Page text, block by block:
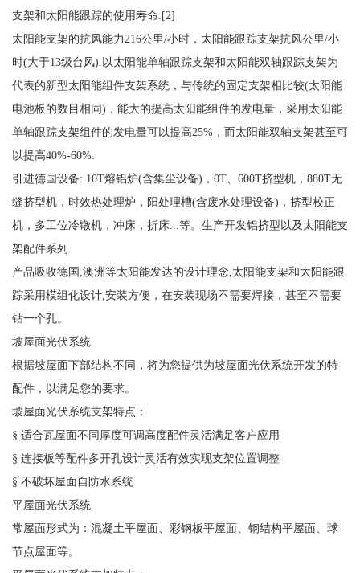
支架和太阳能跟踪的使用寿命.[2]
太阳能支架的抗风能力216公里/小时，太阳能跟踪支架抗风公里/小
时(大于13级台风).以太阳能单轴跟踪支架和太阳能双轴跟踪支架为
代表的新型太阳能组件支架系统，与传统的固定支架相比较(太阳能
电池板的数目相同)，能大的提高太阳能组件的发电量，采用太阳能
单轴跟踪支架组件的发电量可以提高25%，而太阳能双轴支架甚至可
以提高40%-60%.
引进德国设备: 10T熔铝炉(含集尘设备)，0T、600T挤型机，880T无
缝挤型机，时效热处理炉，阳处理槽(含废水处理设备)，挤型校正
机，多工位冷镦机，冲床，折床...等。生产开发铝挤型以及太阳能支
架配件系列.
产品吸收德国,澳洲等太阳能发达的设计理念,太阳能支架和太阳能跟
踪采用模组化设计,安装方便，在安装现场不需要焊接，甚至不需要
钻一个孔。
坡屋面光伏系统
根据坡屋面下部结构不同，将为您提供为坡屋面光伏系统开发的特
配件，以满足您的要求。
坡屋面光伏系统支架特点：
§ 适合瓦屋面不同厚度可调高度配件灵活满足客户应用
§ 连接板等配件多开孔设计灵活有效实现支架位置调整
§ 不破坏屋面自防水系统
平屋面光伏系统
常屋面形式为：混凝土平屋面、彩钢板平屋面、钢结构平屋面、球
节点屋面等。